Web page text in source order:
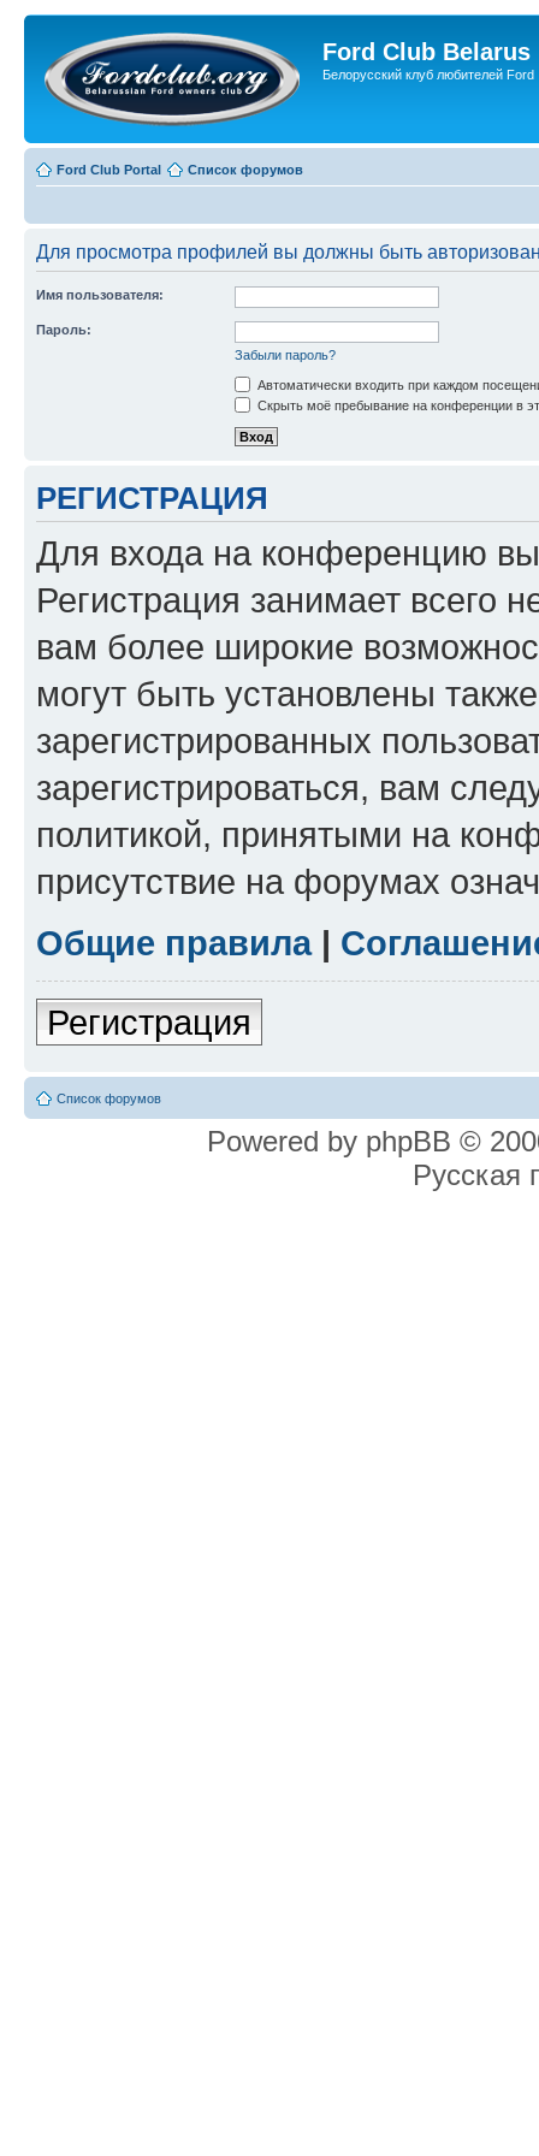
Ford Club Belarus
Белорусский клуб любителей Ford
Ford Club Portal Список форумов
Для просмотра профилей вы должны быть
Имя пользователя:
Пароль:
Забыли пароль?
Автоматически входить при каждом
Скрыть моё пребывание на конференции в
РЕГИСТРАЦИЯ
Для входа на конференцию
Регистрация занимает всего
вам более широкие
могут быть установлены
зарегистрированных
зарегистрироваться, вам
политикой, принятыми на
присутствие на форумах
Общие правила|
Регистрация
Список форумов
Powered by phpBB ©
Русская